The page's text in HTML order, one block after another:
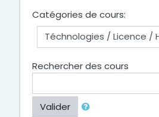
Catégories de cours:
Rechercher des cours
Valider